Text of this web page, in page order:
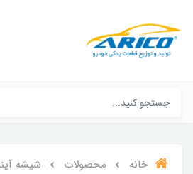
خانه محصولات شیشه